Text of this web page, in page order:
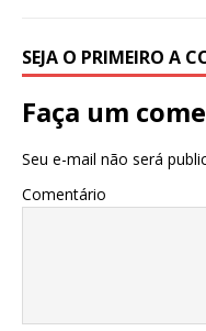
SEJA O PRIMEIRO A
Faça um
Seu e-mail não será
Comentário